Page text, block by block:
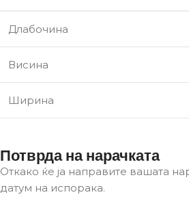
Длабочина
Висина
Ширина
Потврда на нарачката
Откако ќе ја направите вашата
датум на испорака.